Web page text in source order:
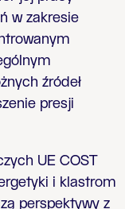
w zakresie
źródeł
presji
UE COST
i klastrom
perspektywy z